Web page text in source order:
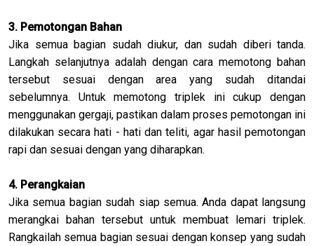
3. Pemotongan Bahan
Jika semua bagian sudah diukur, dan sudah diberi tanda.
Langkah selanjutnya adalah dengan cara memotong bahan
tersebut sesuai dengan area yang sudah ditandai
sebelumnya. Untuk memotong triplek ini cukup dengan
menggunakan gergaji, pastikan dalam proses pemotongan ini
dilakukan secara hati - hati dan teliti, agar hasil pemotongan
rapi dan sesuai dengan yang diharapkan.
4. Perangkaian
Jika semua bagian sudah siap semua. Anda dapat langsung
merangkai bahan tersebut untuk membuat lemari triplek.
Rangkailah semua bagian sesuai dengan konsep yang sudah